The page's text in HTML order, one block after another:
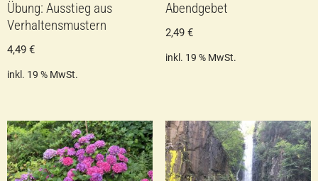
Übung: Ausstieg aus
Verhaltensmustern
4,49 €
inkl. 19 % MwSt.
Abendgebet
2,49 €
inkl. 19 % MwSt.